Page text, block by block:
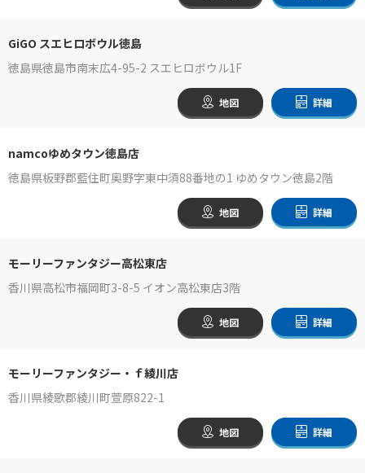
GiGO スエヒロボウル徳島
徳島県徳島市南末広4-95-2 スエヒロボウル1F
地図 詳細
namcoゆめタウン徳島店
徳島県板野郡藍住町奥野字東中須88番地の1 ゆめタウン徳島2階
地図 詳細
モーリーファンタジー高松東店
香川県高松市福岡町3-8-5 イオン高松東店3階
地図 詳細
モーリーファンタジー・ｆ綾川店
香川県綾歌郡綾川町萱原822-1
地図 詳細